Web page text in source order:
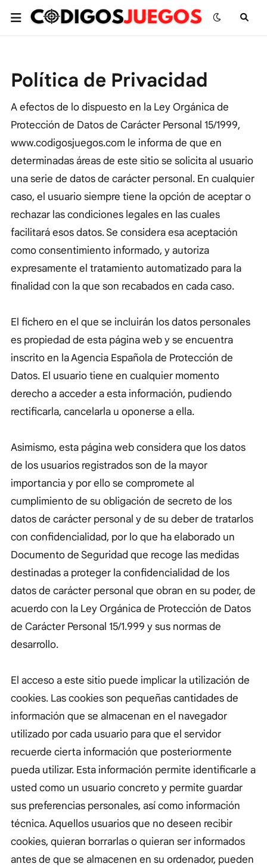
Política de Privacidad
A efectos de lo dispuesto en la Ley Orgánica de
Protección de Datos de Carácter Personal 15/1999,
www.codigosjuegos.com le informa de que en
determinadas áreas de este sitio se solicita al usuario
una serie de datos de carácter personal. En cualquier
caso, el usuario siempre tiene la opción de aceptar o
rechazar las condiciones legales en las cuales
facilitará esos datos. Se considera esa aceptación
como consentimiento informado, y autoriza
expresamente el tratamiento automatizado para la
finalidad con la que son recabados en cada caso.
El fichero en el que se incluirán los datos personales
es propiedad de esta página web y se encuentra
inscrito en la Agencia Española de Protección de
Datos. El usuario tiene en cualquier momento
derecho a acceder a esta información, pudiendo
rectificarla, cancelarla u oponerse a ella.
Asimismo, esta página web considera que los datos
de los usuarios registrados son de la mayor
importancia y por ello se compromete al
cumplimiento de su obligación de secreto de los
datos de carácter personal y de su deber de tratarlos
con confidencialidad, por lo que ha elaborado un
Documento de Seguridad que recoge las medidas
destinadas a proteger la confidencialidad de los
datos de carácter personal que obran en su poder, de
acuerdo con la Ley Orgánica de Protección de Datos
de Carácter Personal 15/1.999 y sus normas de
desarrollo.
El acceso a este sitio puede implicar la utilización de
cookies. Las cookies son pequeñas cantidades de
información que se almacenan en el navegador
utilizado por cada usuario para que el servidor
recuerde cierta información que posteriormente
pueda utilizar. Esta información permite identificarle a
usted como un usuario concreto y permite guardar
sus preferencias personales, así como información
técnica. Aquellos usuarios que no deseen recibir
cookies, quieran borrarlas o quieran ser informados
antes de que se almacenen en su ordenador, pueden